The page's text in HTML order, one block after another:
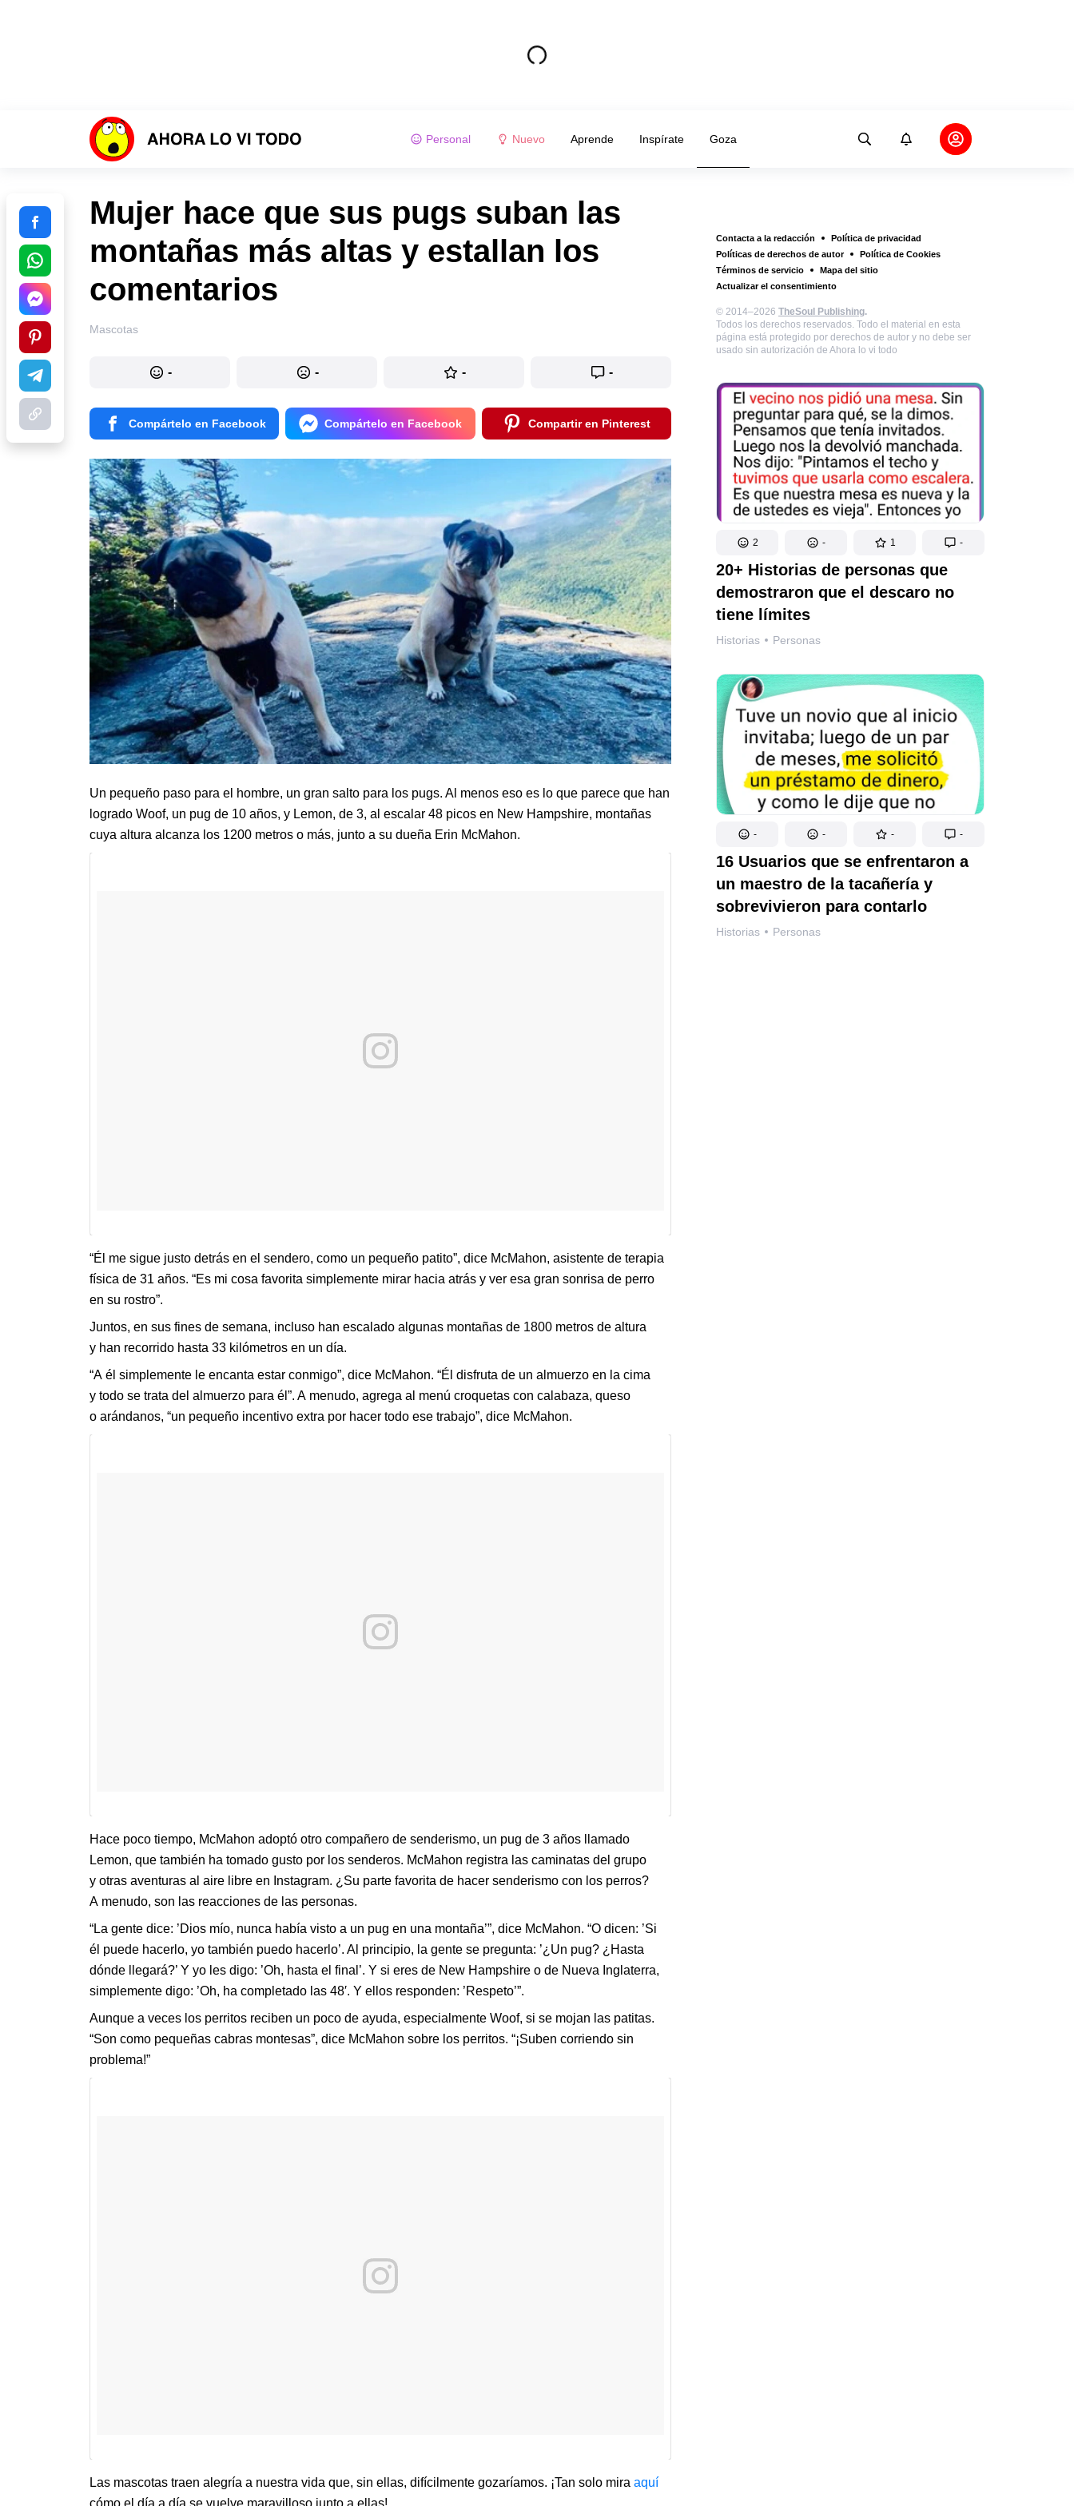
Personal Nuevo Aprende Inspírate Goza
Contacta a la redacción
Política de privacidad
Políticas de derechos de autor
Política de Cookies
Términos de servicio
Mapa del sitio
Actualizar el consentimiento
© 2014–2026 TheSoul Publishing.
Todos los derechos reservados. Todo el material en esta
página está protegido por derechos de autor y no debe ser
usado sin autorización de Ahora lo vi todo
2 - 1 -
20+ Historias de personas que
demostraron que el descaro no
tiene límites
Historias Personas
- - - -
16 Usuarios que se enfrentaron a
un maestro de la tacañería y
sobrevivieron para contarlo
Historias Personas
Mujer hace que sus pugs suban las
montañas más altas y estallan los
comentarios
Mascotas
- - - -
Compártelo en Facebook Compártelo en Facebook Compartir en Pinterest
Un pequeño paso para el hombre, un gran salto para los pugs. Al menos eso es lo que parece que han
logrado Woof, un pug de 10 años, y Lemon, de 3, al escalar 48 picos en New Hampshire, montañas
cuya altura alcanza los 1200 metros o más, junto a su dueña Erin McMahon.
“Él me sigue justo detrás en el sendero, como un pequeño patito”, dice McMahon, asistente de terapia
física de 31 años. “Es mi cosa favorita simplemente mirar hacia atrás y ver esa gran sonrisa de perro
en su rostro”.
Juntos, en sus fines de semana, incluso han escalado algunas montañas de 1800 metros de altura
y han recorrido hasta 33 kilómetros en un día.
“A él simplemente le encanta estar conmigo”, dice McMahon. “Él disfruta de un almuerzo en la cima
y todo se trata del almuerzo para él”. A menudo, agrega al menú croquetas con calabaza, queso
o arándanos, “un pequeño incentivo extra por hacer todo ese trabajo”, dice McMahon.
Hace poco tiempo, McMahon adoptó otro compañero de senderismo, un pug de 3 años llamado
Lemon, que también ha tomado gusto por los senderos. McMahon registra las caminatas del grupo
y otras aventuras al aire libre en Instagram. ¿Su parte favorita de hacer senderismo con los perros?
A menudo, son las reacciones de las personas.
“La gente dice: ’Dios mío, nunca había visto a un pug en una montaña’”, dice McMahon. “O dicen: ’Si
él puede hacerlo, yo también puedo hacerlo’. Al principio, la gente se pregunta: ’¿Un pug? ¿Hasta
dónde llegará?’ Y yo les digo: ’Oh, hasta el final’. Y si eres de New Hampshire o de Nueva Inglaterra,
simplemente digo: ’Oh, ha completado las 48′. Y ellos responden: ’Respeto’”.
Aunque a veces los perritos reciben un poco de ayuda, especialmente Woof, si se mojan las patitas.
“Son como pequeñas cabras montesas”, dice McMahon sobre los perritos. “¡Suben corriendo sin
problema!”
Las mascotas traen alegría a nuestra vida que, sin ellas, difícilmente gozaríamos. ¡Tan solo mira aquí